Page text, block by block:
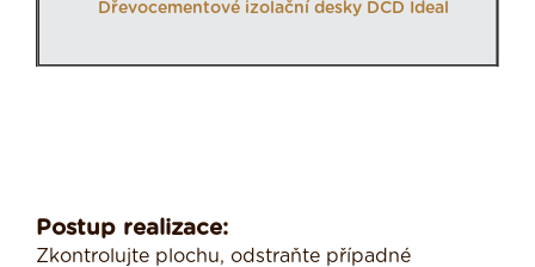
Dřevocementové izolační desky DCD Ideal
Postup realizace:
Zkontrolujte plochu, odstraňte případné